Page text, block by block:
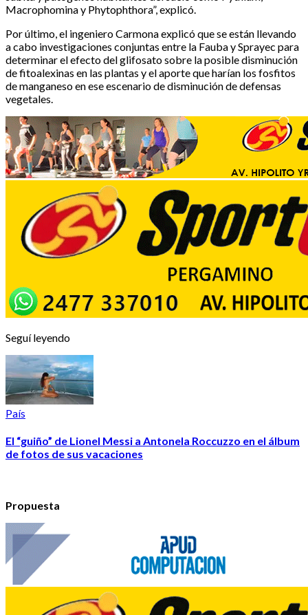
Macrophomina y Phytophthora”, explicó.
Por último, el ingeniero Carmona explicó que se están llevando
a cabo investigaciones conjuntas entre la Fauba y Sprayec para
determinar el efecto del glifosato sobre la posible disminución
de fitoalexinas en las plantas y el aporte que harían los fosfitos
de manganeso en ese escenario de disminución de defensas
vegetales.
Seguí leyendo
País
El “guiño” de Lionel Messi a Antonela Roccuzzo en el álbum
de fotos de sus vacaciones
Propuesta